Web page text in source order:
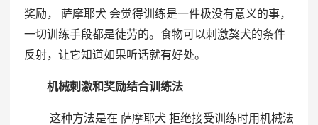
奖励， 萨摩耶犬 会觉得训练是一件极没有意义的事，
一切训练手段都是徒劳的。食物可以刺激獒犬的条件
反射，让它知道如果听话就有好处。
机械刺激和奖励结合训练法
这种方法是在 萨摩耶犬 拒绝接受训练时用机械法